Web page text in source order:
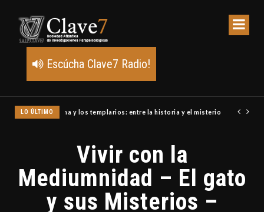
Escúcha Clave7 Radio!
LO ÚLTIMO Un meteoro explota sobre Estados Unidos y abre la pista
Vivir con la
Mediumnidad – El gato
y sus Misterios –